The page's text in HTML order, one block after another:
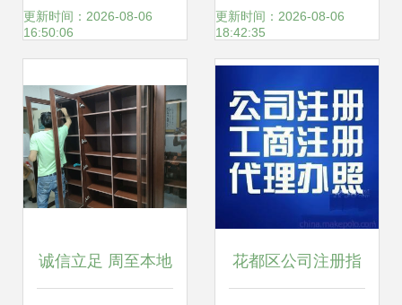
司注册全流程解析
服务
更新时间：2026-08-06
16:50:06
似商品与服务区分
解析 以投资咨询服
务为焦点
更新时间：2026-08-06
18:42:35
诚信立足 周至本地 花都区公司注册指